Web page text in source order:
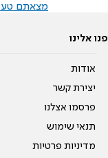
מצאתם
פנו אלינו
אודות
יצירת קשר
פרסמו אצלנו
תנאי שימוש
מדיניות פרטיות